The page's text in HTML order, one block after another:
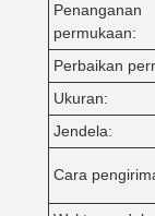
Penanganan
permukaan:
Perbaikan
Ukuran:
Jendela:
Cara